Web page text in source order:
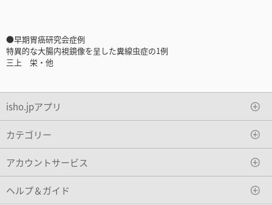
●早期胃癌研究会症例
特異的な大腸内視鏡像を呈した糞線虫症の1例
三上 栄・他
isho.jpアプリ
カテゴリー
アカウントサービス
ヘルプ＆ガイド